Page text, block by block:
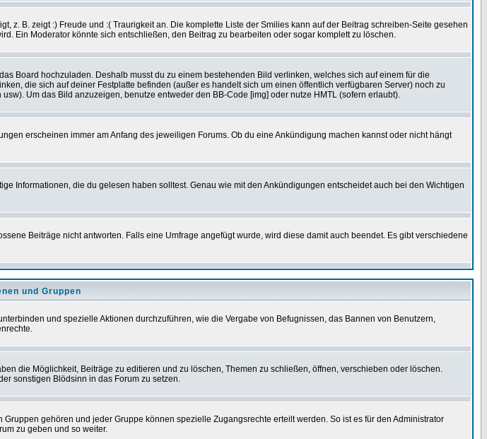
B. zeigt :) Freude und :( Traurigkeit an. Die komplette Liste der Smilies kann auf der Beitrag schreiben-Seite gesehen
Ein Moderator könnte sich entschließen, den Beitrag zu bearbeiten oder sogar komplett zu löschen.
Board hochzuladen. Deshalb musst du zu einem bestehenden Bild verlinken, welches sich auf einem für die
die sich auf deiner Festplatte befinden (außer es handelt sich um einen öffentlich verfügbaren Server) noch zu
Um das Bild anzuzeigen, benutze entweder den BB-Code [img] oder nutze HMTL (sofern erlaubt).
erscheinen immer am Anfang des jeweiligen Forums. Ob du eine Ankündigung machen kannst oder nicht hängt
Informationen, die du gelesen haben solltest. Genau wie mit den Ankündigungen entscheidet auch bei den Wichtigen
Beiträge nicht antworten. Falls eine Umfrage angefügt wurde, wird diese damit auch beendet. Es gibt verschiedene
und Gruppen
und spezielle Aktionen durchzuführen, wie die Vergabe von Befugnissen, das Bannen von Benutzern,
die Möglichkeit, Beiträge zu editieren und zu löschen, Themen zu schließen, öffnen, verschieben oder löschen.
sonstigen Blödsinn in das Forum zu setzen.
gehören und jeder Gruppe können spezielle Zugangsrechte erteilt werden. So ist es für den Administrator
zu geben und so weiter.